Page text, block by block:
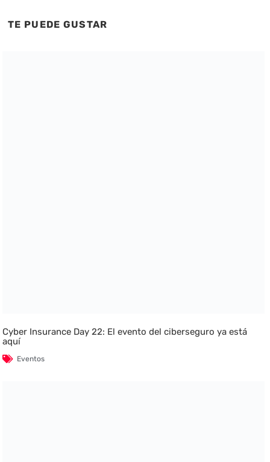
TE PUEDE GUSTAR
Cyber Insurance Day 22: El evento del ciberseguro ya está
aquí
Eventos